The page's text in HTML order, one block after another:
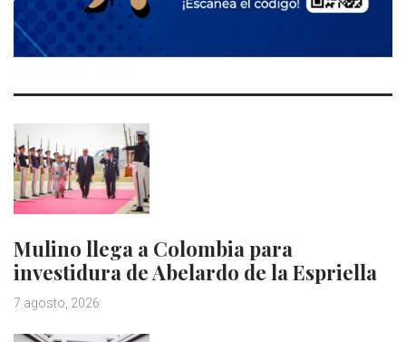
Mulino llega a Colombia para
investidura de Abelardo de la Espriella
7 agosto, 2026